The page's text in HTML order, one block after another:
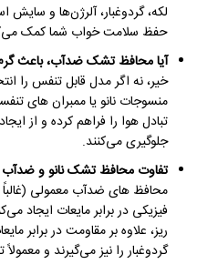
لکه، گردوغبار، آلرژن‌ها و
حفظ سلامت خواب شما کمک
آیا محافظ تشک ضدآب، باعث
خیر، نه اگر مدل قابل تنفس را
منسوجات نانو یا ممبران های
تبادل هوا را فراهم کرده و از
جلوگیری می‌کنند.
تفاوت محافظ تشک نانو و
فیزیکی در برابر مایعات ایجاد
ریز، علاوه بر مقاومت در برابر
گردوغبار را نیز می‌گیرند و